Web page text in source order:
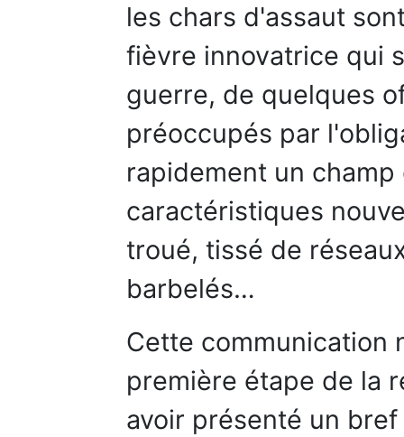
les chars d'assaut
fièvre innovatrice qui
guerre, de quelques
préoccupés par
rapidement un
caractéristiques
troué, tissé de
barbelés…
Cette communication
première étape de la
avoir présenté un